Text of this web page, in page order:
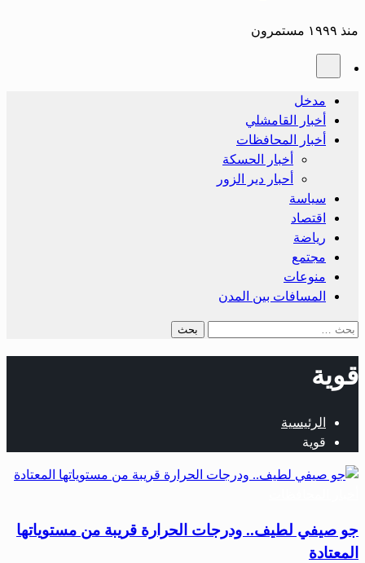
منذ ١٩٩٩ مستمرون
مدخل
أخبار القامشلي
أخبار المحافظات
أخبار الحسكة
أحبار دير الزور
سياسة
اقتصاد
رياضة
مجتمع
منوعات
المسافات بين المدن
قوية
الرئيسية
قوية
جو صيفي لطيف.. ودرجات الحرارة قريبة من مستوياتها
المعتادة